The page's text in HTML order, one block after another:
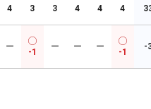
4 3 3 4 4 4
ー
-1
ー ー ー
-1
-